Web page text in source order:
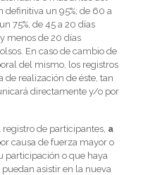
definitiva un 95%; de 60 a
75%, de 45 a 20 días
menos de 20 días
En caso de cambio de
del mismo, los registros
de realización de éste, tan
directamente y/o por
de participantes, a
causa de fuerza mayor o
participación o que haya
asistir en la nueva